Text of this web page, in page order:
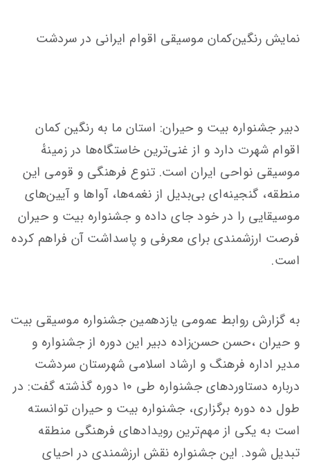
نمایش رنگین‌کمان موسیقی اقوام ایرانی در سردشت
دبیر جشنواره بیت و حیران: استان ما به رنگین کمان
اقوام شهرت دارد و از غنی‌ترین خاستگاه‌ها در زمینهٔ
موسیقی نواحی ایران است. تنوع فرهنگی و قومی این
منطقه، گنجینه‌ای بی‌بدیل از نغمه‌ها، آواها و آیین‌های
موسیقایی را در خود جای داده و جشنواره بیت و حیران
فرصت ارزشمندی برای معرفی و پاسداشت آن فراهم کرده
است.
به گزارش روابط عمومی یازدهمین جشنواره موسیقی بیت
و حیران ،حسن حسن‌زاده دبیر این دوره از جشنواره و
مدیر اداره فرهنگ و ارشاد اسلامی شهرستان سردشت
درباره دستاوردهای جشنواره طی ۱۰ دوره گذشته گفت: در
طول ده دوره برگزاری، جشنواره بیت و حیران توانسته
است به یکی از مهم‌ترین رویدادهای فرهنگی منطقه
تبدیل شود. این جشنواره نقش ارزشمندی در احیای